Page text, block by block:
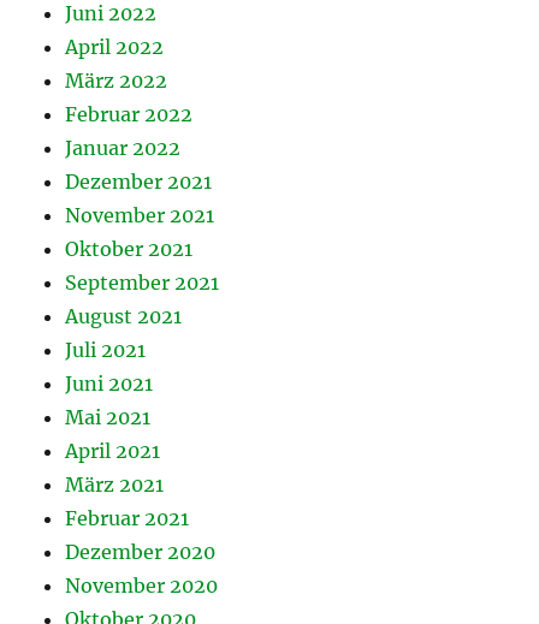
Juni 2022
April 2022
März 2022
Februar 2022
Januar 2022
Dezember 2021
November 2021
Oktober 2021
September 2021
August 2021
Juli 2021
Juni 2021
Mai 2021
April 2021
März 2021
Februar 2021
Dezember 2020
November 2020